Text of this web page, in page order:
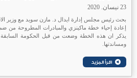
23 نيسان. 2020
بحث رئيس مجلس إدارة ايدال د. مازن سويد مع وزير
إعادة إحياء خطة ماكينزي والمبادرات المطروحة من
يذكر ان هذه الخطة وضعت من قبل الحكومة السابقة
ومساندتها.